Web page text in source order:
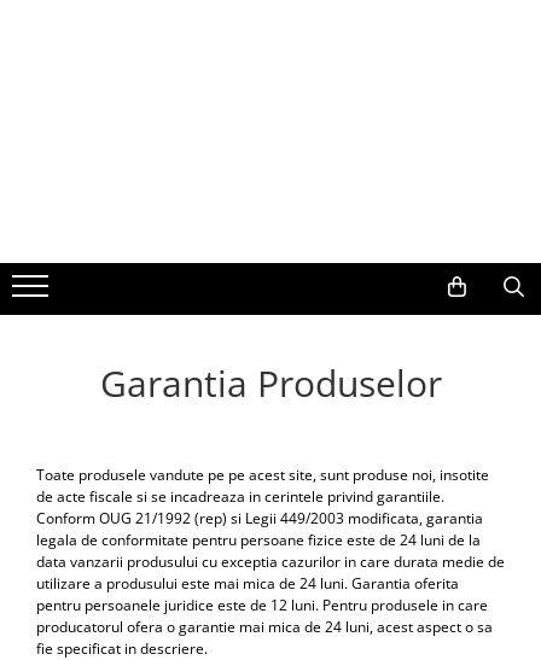
Volkswagen
Ford
Skoda
Opel
Dacia
Garantia Produselor
Toate produsele vandute pe pe acest site, sunt produse noi, insotite
de acte fiscale si se incadreaza in cerintele privind garantiile.
Conform OUG 21/1992 (rep) si Legii 449/2003 modificata, garantia
legala de conformitate pentru persoane fizice este de 24 luni de la
data vanzarii produsului cu exceptia cazurilor in care durata medie de
utilizare a produsului este mai mica de 24 luni. Garantia oferita
pentru persoanele juridice este de 12 luni. Pentru produsele in care
producatorul ofera o garantie mai mica de 24 luni, acest aspect o sa
fie specificat in descriere.